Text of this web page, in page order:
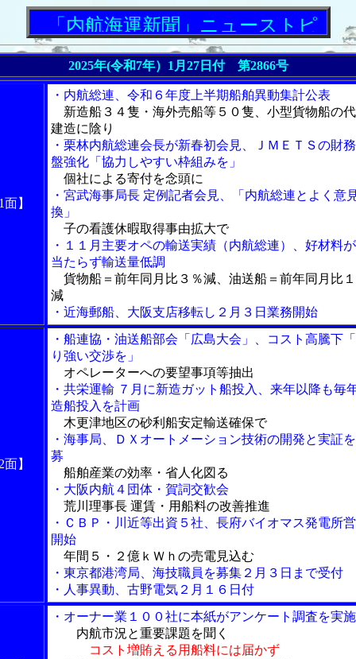
「内航海運新聞」ニューストピックス
2025年(令和7年）1月27日付 第2866号
】
・内航総連、令和６年度上半期船舶異動集計公表
新造船３４隻・海外売船等５０隻、小型貨物船の
建造に陰り
・栗林内航総連会長が新春初会見、ＪＭＥＴＳの財
盤強化「協力しやすい枠組みを」
個社による寄付を念頭に
・宮武海事局長 定例記者会見、「内航総連とよく意
換」
子の看護休暇取得事由拡大で
・１１月主要オペの輸送実績（内航総連）、好材料
当たらず輸送量低調
貨物船＝前年同月比３％減、油送船＝前年同月比
減
・近海郵船、大阪支店移転し２月３日業務開始
】
・船連協・油送船部会「広島大会」、コスト高騰下
り強い交渉を」
オペレーターへの要望事項等抽出
・共栄運輸 ７月に新造ガット船投入、来年以降も毎
造船投入を計画
木更津地区の砂利船安定輸送確保で
・海事局、ＤＸオートメーション技術の開発と実証
募
船舶産業の効率・省人化図る
・大阪内航４団体・賀詞交歓会
荒川理事長 運賃・用船料の改善推進
・ＣＢＰ・川近等出資５社、長府バイオマス発電所
開始
年間５・２億ｋＷｈの売電見込む
・東京都港湾局、海技職員を募集２月３日まで受付
・人事異動、古野電気２月１６日付
・オーナー業１００社に本紙がアンケート調査を実
内航市況と重要課題を聞く
コスト増賄える用船料には届かず